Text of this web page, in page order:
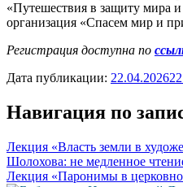
«Путешествия в защиту мира
организация «Спасем мир и
Регистрация доступна по
Дата публикации: 22.04.2026
Навигация по
Лекция «Власть земли в
Шолохова: не медленное
Лекция «Паронимы в